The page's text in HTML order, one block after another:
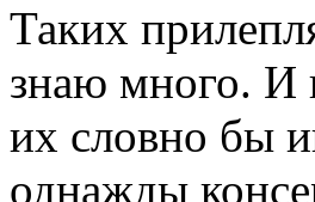
Таких
знаю много. И
их словно бы
однажды